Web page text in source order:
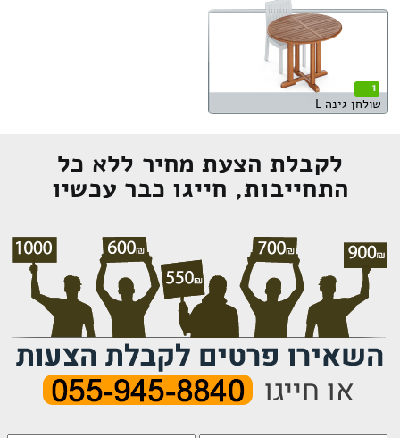
1
שולחן גינה L
לקבלת הצעת מחיר ללא כל
התחייבות, חייגו כבר עכשיו